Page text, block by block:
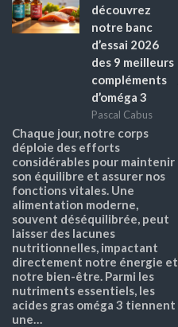
découvrez
notre banc
d’essai 2026
des 9 meilleurs
compléments
d’oméga 3
Pascal Cabus
Chaque jour, notre corps
déploie des efforts
considérables pour maintenir
son équilibre et assurer nos
fonctions vitales. Une
alimentation moderne,
souvent déséquilibrée, peut
laisser des lacunes
nutritionnelles, impactant
directement notre énergie et
notre bien-être. Parmi les
nutriments essentiels, les
acides gras oméga 3 tiennent
une…